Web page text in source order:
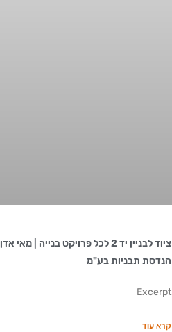
ציוד לבניין יד 2 לכל פרויקט בנייה | מאי אדן
הנדסת תבניות בע"מ
Excerpt
קרא עוד